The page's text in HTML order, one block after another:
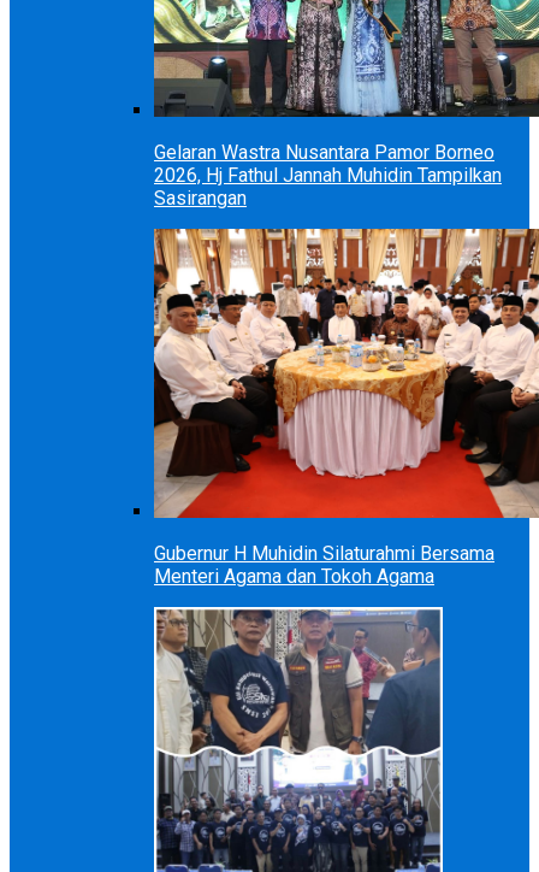
Gelaran Wastra Nusantara Pamor Borneo
2026, Hj Fathul Jannah Muhidin Tampilkan
Sasirangan
Gubernur H Muhidin Silaturahmi Bersama
Menteri Agama dan Tokoh Agama